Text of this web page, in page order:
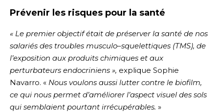
Prévenir les risques pour la santé
« Le premier objectif était de préserver la santé de nos
salariés des troubles musculo–squelettiques (TMS), de
l’exposition aux produits chimiques et aux
perturbateurs endocriniens », explique Sophie
Navarro. « Nous voulons aussi lutter contre le biofilm,
ce qui nous permet d’améliorer l’aspect visuel des sols
qui semblaient pourtant irrécupérables. »